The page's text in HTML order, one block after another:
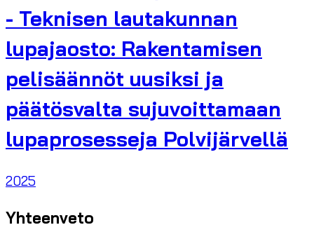
- Teknisen lautakunnan
lupajaosto: Rakentamisen
pelisäännöt uusiksi ja
päätösvalta sujuvoittamaan
lupaprosesseja Polvijärvellä
2025
Yhteenveto